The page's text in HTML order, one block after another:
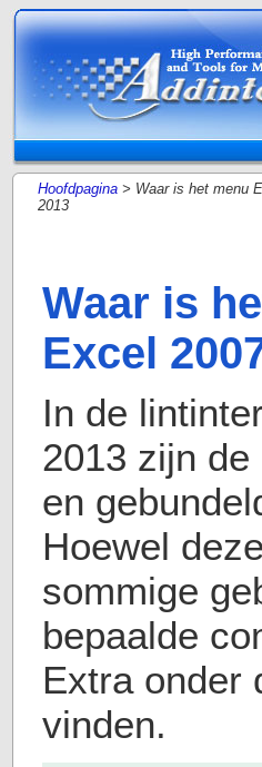
Hoofdpagina > Waar is het menu
2013
Waar is
Excel
In de
2013 zijn de
en
Hoewel
sommige
bepaalde
Extra onder
vinden.